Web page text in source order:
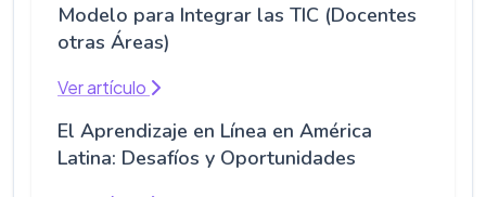
Modelo para Integrar las TIC (Docentes
otras Áreas)
Ver artículo
El Aprendizaje en Línea en América
Latina: Desafíos y Oportunidades